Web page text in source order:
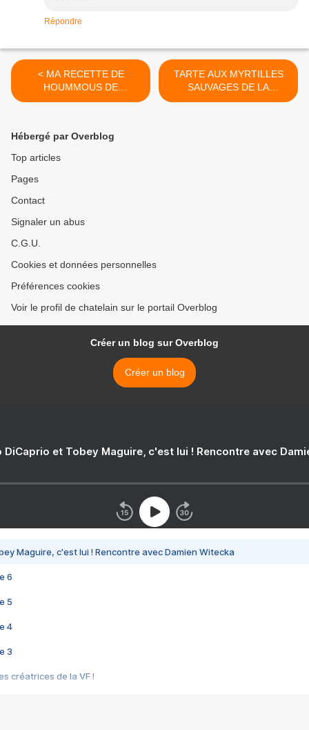
Répondre
< MA RECETTE DE
HOUMMOUS DE
FEVETTES POUR CUISINE
TARTE AUX MYRTILLES
SAUVAGES DE LA
MONTAGNE NOIRE >
Hébergé par Overblog
Top articles
Pages
Contact
Signaler un abus
C.G.U.
Cookies et données personnelles
Préférences cookies
Voir le profil de chatelain sur le portail Overblog
Créer un blog sur Overblog
Créer un blog
DiCaprio et Tobey Maguire, c'est lui ! Rencontre avec
Maguire, c'est lui ! Rencontre avec Damien Witecka
6
5
4
3
créatrices de la VF !